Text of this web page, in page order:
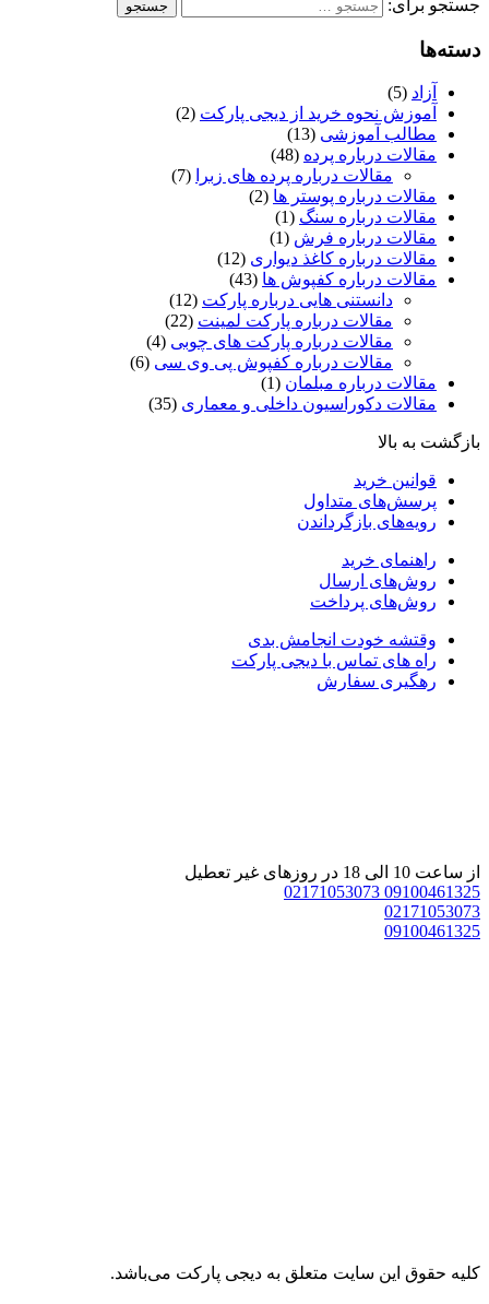
برای:
آزاد (5)
آموزش نحوه خرید از دیجی پارکت(2)
مطالب آموزشی(13)
مقالات درباره پرده(48)
مقالات درباره پرده های زبرا(7)
مقالات درباره پوستر ها(2)
مقالات درباره سنگ(1)
مقالات درباره فرش(1)
مقالات درباره کاغذ دیواری(12)
مقالات درباره کفپوش ها(43)
دانستنی هایی درباره پارکت(12)
مقالات درباره پارکت لمینت(22)
مقالات درباره پارکت های چوبی(4)
مقالات درباره کفپوش پی وی سی(6)
مقالات درباره مبلمان(1)
مقالات دکوراسیون داخلی و معماری(35)
به بالا
قوانین خرید
پرسش‌های متداول
رویه‌های بازگرداندن
راهنمای خرید
روش‌های ارسال
روش‌های پرداخت
وقتشه خودت انجامش بدی
راه های تماس با دیجی پارکت
رهگیری سفارش
ساعت 10 الی 18 در روزهای غیر تعطیل
02171053073
حقوق اين سايت متعلق به دیجی پارکت می‌باشد.